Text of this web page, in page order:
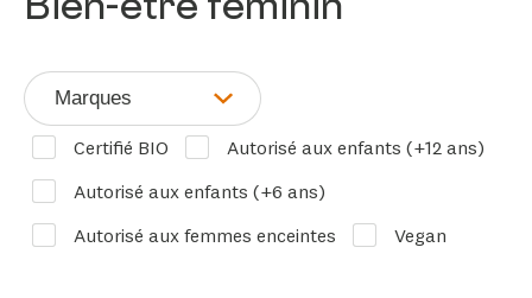
Bien-être féminin
Marques
Certifié BIO
Autorisé aux enfants (+12 ans)
Autorisé aux enfants (+6 ans)
Autorisé aux femmes enceintes
Vegan